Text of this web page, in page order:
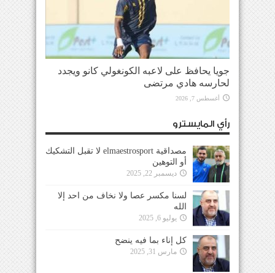
جويا يحافظ على لاعبه الكونغولي كانو ويجدد
لحارسه هادي مرتضى
أغسطس 7, 2026
رأي المايسترو
مصداقية elmaestrosport لا تقبل التشكيك
أو التوهين
ديسمبر 22, 2025
لسنا مكسر عصا ولا نخاف من احد إلا
الله
يوليو 6, 2025
كل إناء بما فيه ينضح
مارس 31, 2025